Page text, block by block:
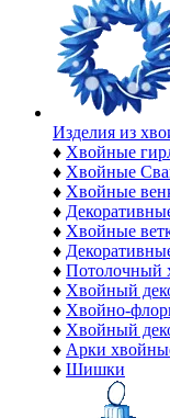
Изделия из
♦ Хвойные
♦ Хвойные
♦ Хвойные
♦
♦ Хвойные
♦
♦ Потолочный
♦ Хвойный
♦ Хвойно-
♦ Хвойный
♦ Арки
♦ Шишки